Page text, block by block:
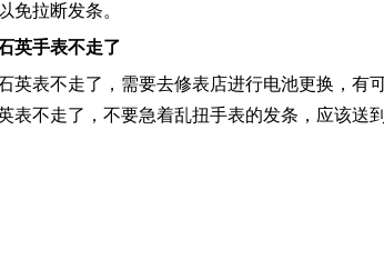
免拉断发条。
英手表不走了
英表不走了，需要去修表店进行电池更换，有
表不走了，不要急着乱扭手表的发条，应该送